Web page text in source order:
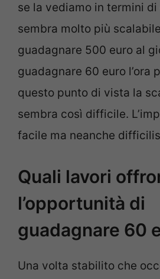
se la vediamo in termini
sembra molto più
guadagnare 500 euro al
guadagnare 60 euro l’ora
questo punto di vista la
sembra così difficile.
facile ma neanche
Quali lavori
l’opportunità di
guadagnare 60
Una volta stabilito che